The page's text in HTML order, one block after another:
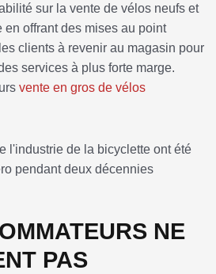
sur la vente de vélos neufs et
offrant des mises au point
clients à revenir au magasin pour
services à plus forte marge.
vente en gros de vélos
NE
PAS